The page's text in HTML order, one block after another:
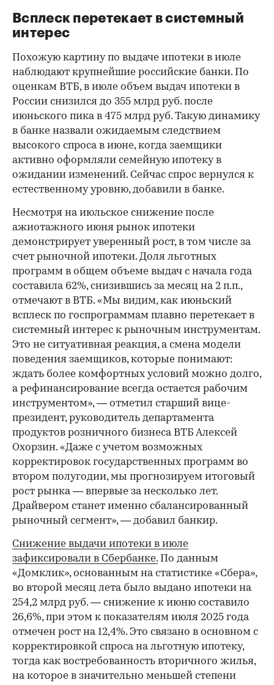
Всплеск перетекает в системный
интерес
Похожую картину по выдаче ипотеки в июле
наблюдают крупнейшие российские банки. По
оценкам ВТБ, в июле объем выдач ипотеки в
России снизился до 355 млрд руб. после
июньского пика в 475 млрд руб. Такую динамику
в банке назвали ожидаемым следствием
высокого спроса в июне, когда заемщики
активно оформляли семейную ипотеку в
ожидании изменений. Сейчас спрос вернулся к
естественному уровню, добавили в банке.
Несмотря на июльское снижение после
ажиотажного июня рынок ипотеки
демонстрирует уверенный рост, в том числе за
счет рыночной ипотеки. Доля льготных
программ в общем объеме выдач с начала года
составила 62%, снизившись за месяц на 2 п.п.,
отмечают в ВТБ. «Мы видим, как июньский
всплеск по госпрограммам плавно перетекает в
системный интерес к рыночным инструментам.
Это не ситуативная реакция, а смена модели
поведения заемщиков, которые понимают:
ждать более комфортных условий можно долго,
а рефинансирование всегда остается рабочим
инструментом», — отметил старший вице-
президент, руководитель департамента
продуктов розничного бизнеса ВТБ Алексей
Охорзин. «Даже с учетом возможных
корректировок государственных программ во
втором полугодии, мы прогнозируем итоговый
рост рынка — впервые за несколько лет.
Драйвером станет именно сбалансированный
рыночный сегмент», — добавил банкир.
Снижение выдачи ипотеки в июле
зафиксировали в Сбербанке. По данным
«Домклик», основанным на статистике «Сбера»,
во второй месяц лета было выдано ипотеки на
254,2 млрд руб. — снижение к июню составило
26,6%, при этом к показателям июля 2025 года
отмечен рост на 12,4%. Это связано в основном с
корректировкой спроса на льготную ипотеку,
тогда как востребованность вторичного жилья,
на которое в значительно меньшей степени